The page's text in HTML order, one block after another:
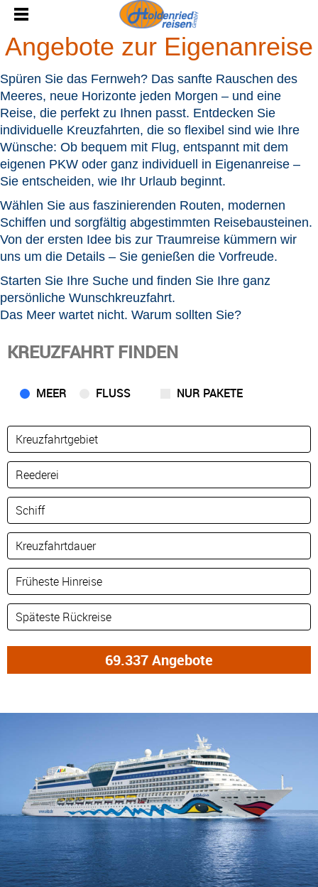
Angebote zur Eigenanreise
Spüren Sie das Fernweh? Das sanfte Rauschen des
Meeres, neue Horizonte jeden Morgen – und eine
Reise, die perfekt zu Ihnen passt. Entdecken Sie
individuelle Kreuzfahrten, die so flexibel sind wie Ihre
Wünsche: Ob bequem mit Flug, entspannt mit dem
eigenen PKW oder ganz individuell in Eigenanreise –
Sie entscheiden, wie Ihr Urlaub beginnt.
Wählen Sie aus faszinierenden Routen, modernen
Schiffen und sorgfältig abgestimmten Reisebausteinen.
Von der ersten Idee bis zur Traumreise kümmern wir
uns um die Details – Sie genießen die Vorfreude.
Starten Sie Ihre Suche und finden Sie Ihre ganz
persönliche Wunschkreuzfahrt.
Das Meer wartet nicht. Warum sollten Sie?
KREUZFAHRT FINDEN
MEER FLUSS NUR PAKETE